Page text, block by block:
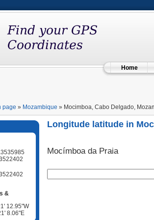
Home
page » Mozambique » Mocimboa, Cabo Delgado,
12.95"W
8.06"E
Longitude latitude in
Mocímboa da Praia